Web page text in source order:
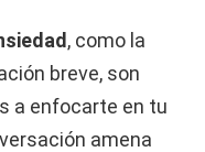
, como la
breve, son
a enfocarte en tu
amena